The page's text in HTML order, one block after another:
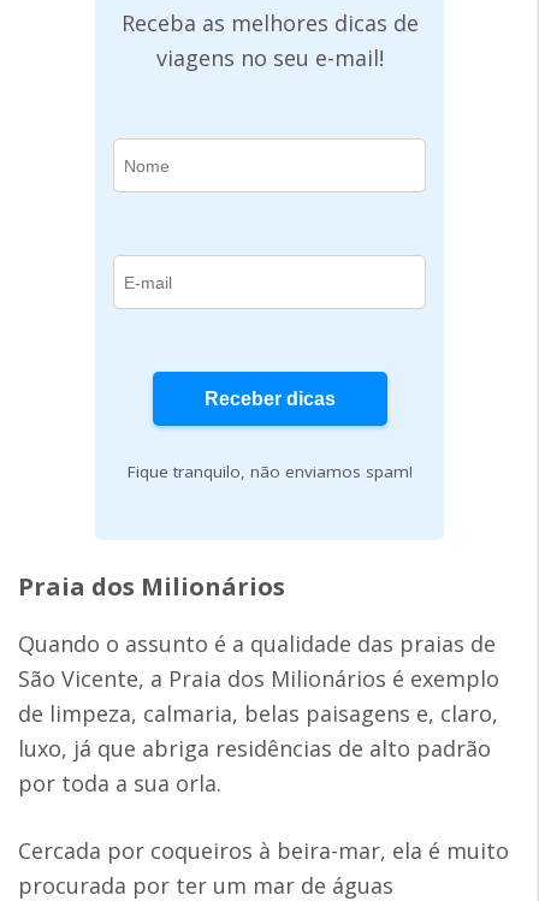
Receba as melhores dicas de
viagens no seu e-mail!
Fique tranquilo, não enviamos spam!
Praia dos Milionários
Quando o assunto é a qualidade das praias de
São Vicente, a Praia dos Milionários é exemplo
de limpeza, calmaria, belas paisagens e, claro,
luxo, já que abriga residências de alto padrão
por toda a sua orla.
Cercada por coqueiros à beira-mar, ela é muito
procurada por ter um mar de águas